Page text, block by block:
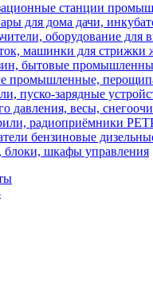
станции
для дома дачи,
оборудование для
машинки для
бытовые
пуско-зарядные
давления, весы,
радиоприёмники
бензиновые
шкафы управления